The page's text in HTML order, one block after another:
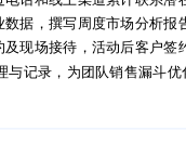
据，撰写周度市场分析报
现场接待，活动后客户签
记录，为团队销售漏斗优
话和线上渠道累计联系潜
据，撰写周度市场分析报
现场接待，活动后客户签